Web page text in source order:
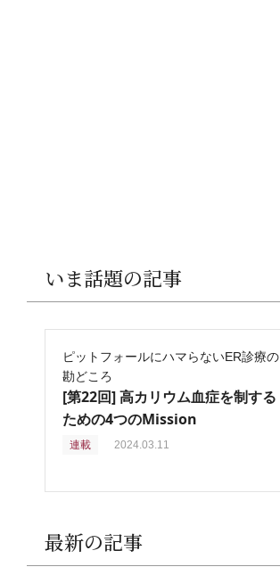
いま話題の記事
ピットフォールにハマらないER診療の
勘どころ
[第22回] 高カリウム血症を制する
ための4つのMission
連載 2024.03.11
最新の記事